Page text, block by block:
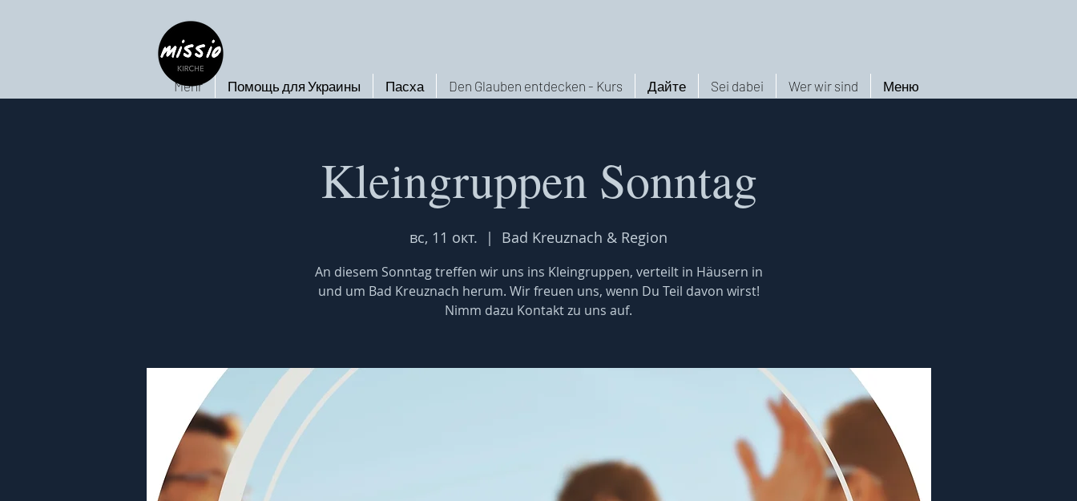
Меню
Wer wir sind
Sei dabei
Дайте
Den Glauben entdecken - Kurs
Пасха
Помощь для Украины
Mehr
Kleingruppen Sonntag
вс, 11 окт.
  |
Bad Kreuznach & Region
An diesem Sonntag treffen wir uns ins Kleingruppen, verteilt in Häusern in
und um Bad Kreuznach herum. Wir freuen uns, wenn Du Teil davon wirst!
Nimm dazu Kontakt zu uns auf.